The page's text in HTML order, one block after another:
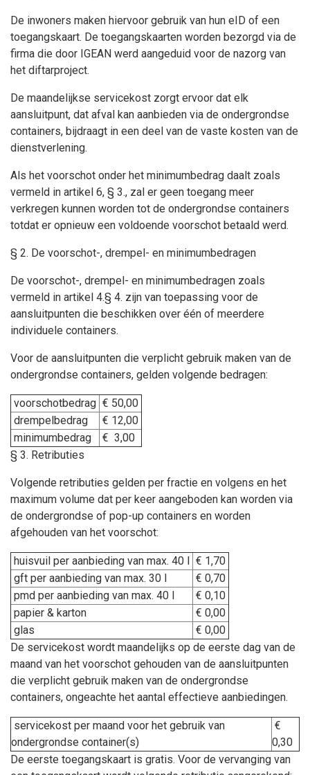
De inwoners maken hiervoor gebruik van hun eID of een
toegangskaart. De toegangskaarten worden bezorgd via de
firma die door IGEAN werd aangeduid voor de nazorg van
het diftarproject.
De maandelijkse servicekost zorgt ervoor dat elk
aansluitpunt, dat afval kan aanbieden via de ondergrondse
containers, bijdraagt in een deel van de vaste kosten van de
dienstverlening.
Als het voorschot onder het minimumbedrag daalt zoals
vermeld in artikel 6, § 3., zal er geen toegang meer
verkregen kunnen worden tot de ondergrondse containers
totdat er opnieuw een voldoende voorschot betaald werd.
§ 2. De voorschot-, drempel- en minimumbedragen
De voorschot-, drempel- en minimumbedragen zoals
vermeld in artikel 4.§ 4. zijn van toepassing voor de
aansluitpunten die beschikken over één of meerdere
individuele containers.
Voor de aansluitpunten die verplicht gebruik maken van de
ondergrondse containers, gelden volgende bedragen:
voorschotbedrag € 50,00
drempelbedrag
€ 12,00
minimumbedrag
€ 3,00
§ 3. Retributies
Volgende retributies gelden per fractie en volgens en het
maximum volume dat per keer aangeboden kan worden via
de ondergrondse of pop-up containers en worden
afgehouden van het voorschot:
huisvuil per aanbieding van max. 40 l € 1,70
gft per aanbieding van max. 30 l
€ 0,70
pmd per aanbieding van max. 40 l
€ 0,10
papier & karton
€ 0,00
glas
€ 0,00
De servicekost wordt maandelijks op de eerste dag van de
maand van het voorschot gehouden van de aansluitpunten
die verplicht gebruik maken van de ondergrondse
containers, ongeachte het aantal effectieve aanbiedingen.
servicekost per maand voor het gebruik van
ondergrondse container(s)
€
0,30
De eerste toegangskaart is gratis. Voor de vervanging van